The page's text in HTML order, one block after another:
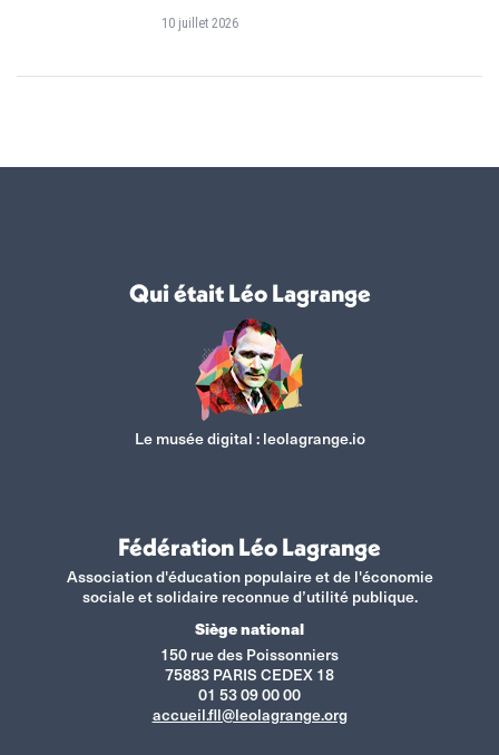
10 juillet 2026
Qui était Léo Lagrange
Le musée digital : leolagrange.io
Fédération Léo Lagrange
Association d'éducation populaire et de l'économie
sociale et solidaire reconnue d’utilité publique.
Siège national
150 rue des Poissonniers
75883 PARIS CEDEX 18
01 53 09 00 00
accueil.fll@leolagrange.org